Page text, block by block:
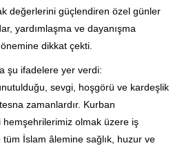
değerlerini güçlendiren özel günler
yardımlaşma ve dayanışma
önemine dikkat çekti.
şu ifadelere yer verdi:
sevgi, hoşgörü ve kardeşlik
zamanlardır. Kurban
hemşehrilerimiz olmak üzere iş
tüm İslam âlemine sağlık, huzur ve